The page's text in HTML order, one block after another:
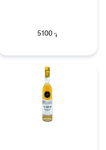
5100 ֏